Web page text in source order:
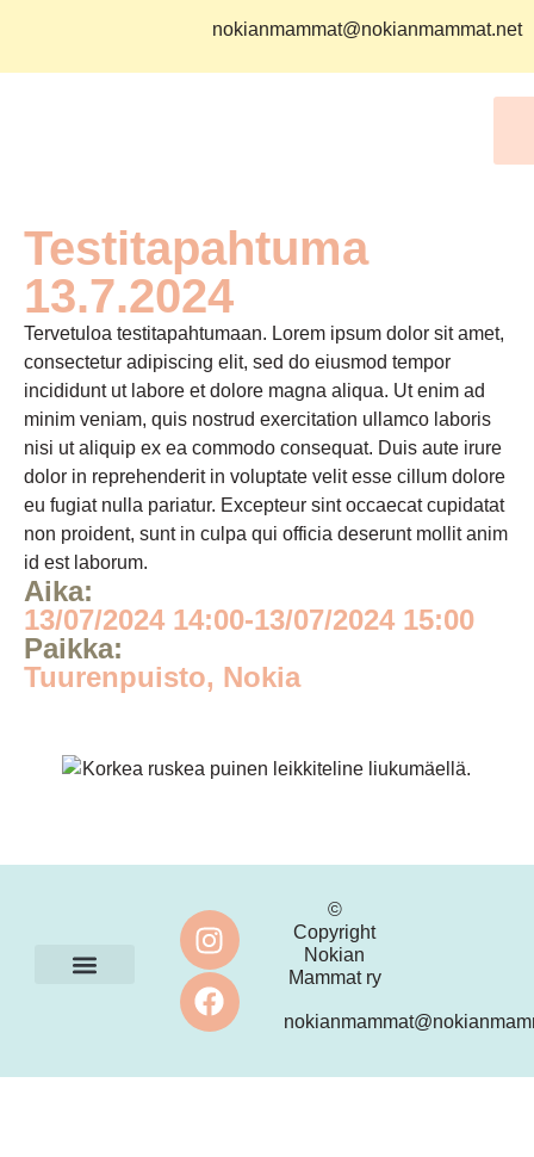
nokianmammat@nokianmammat.net
Testitapahtuma
13.7.2024
Tervetuloa testitapahtumaan. Lorem ipsum dolor sit amet,
consectetur adipiscing elit, sed do eiusmod tempor
incididunt ut labore et dolore magna aliqua. Ut enim ad
minim veniam, quis nostrud exercitation ullamco laboris
nisi ut aliquip ex ea commodo consequat. Duis aute irure
dolor in reprehenderit in voluptate velit esse cillum dolore
eu fugiat nulla pariatur. Excepteur sint occaecat cupidatat
non proident, sunt in culpa qui officia deserunt mollit anim
id est laborum.
Aika:
13/07/2024 14:00-13/07/2024 15:00
Paikka:
Tuurenpuisto, Nokia
©
Copyright
Nokian
Mammat ry